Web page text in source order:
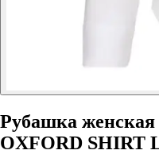
Рубашка
OXFORD SHIRT